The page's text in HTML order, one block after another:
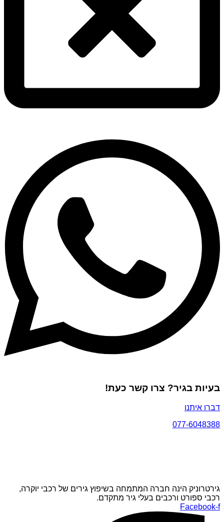
בעיות בגיר? צרו קשר כעת!
דברו איתנו
077-6048388
גירטרוניק הינה חברה המתמחה בשיפוץ גירים של רכבי יוקרה,
רכבי ספורט ורכבים בעלי גיר מתקדם.
Facebook-f